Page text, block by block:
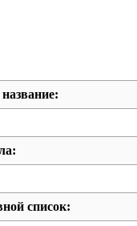
список: